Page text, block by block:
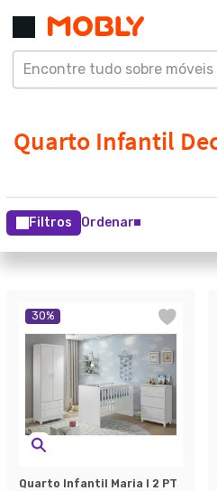
Filtros Ordenar
30%
Quarto Infantil Maria I 2 PT